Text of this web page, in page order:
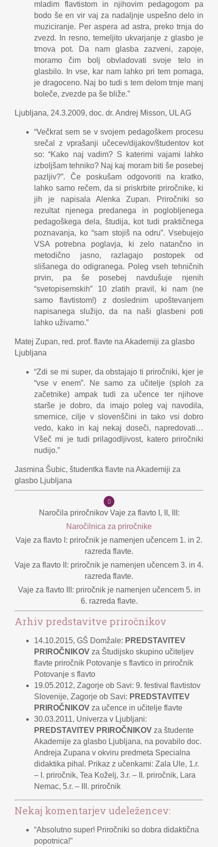
mladim flavtistom in njihovim pedagogom pa
bodo še en vir vaj za nadaljnje uspešno delo in
muziciranje. Per aspera ad astra, preko trnja do
zvezd. In resno, temeljito ukvarjanje z glasbo je
trnova pot. Da nam glasba zazveni, zapoje,
moramo čim bolj obvladovati svoje telo in
glasbilo. In vse, kar nam lahko pri tem pomaga,
je dragoceno. Naj bo tudi s tem delom trnje manj
boleče, zvezde pa še bliže.”
Ljubljana, 24.3.2009, doc. dr. Andrej Misson, UL AG
“Večkrat sem se v svojem pedagoškem procesu
srečal z vprašanji učecev/dijakov/študentov kot
so: “Kako naj vadim? S katerimi vajami lahko
izboljšam tehniko? Naj kaj moram biti še posebej
pazljiv?”. Če poskušam odgovoriti na kratko,
lahko samo rečem, da si priskrbite priročnike, ki
jih je napisala Alenka Zupan. Priročniki so
rezultat njenega predanega in poglobljenega
pedagoškega dela, študija, kot tudi praktičnega
poznavanja, ko “sam stojiš na odru”. Vsebujejo
VSA potrebna poglavja, ki zelo natančno in
metodično jasno, razlagajo postopek od
slišanega do odigranega. Poleg vseh tehničnih
prvin, pa še posebej navdušuje njenih
“svetopisemskih” 10 zlatih pravil, ki nam (ne
samo flavtistom!) z doslednim upoštevanjem
napisanega služijo, da na naši glasbeni poti
lahko uživamo.”
Matej Zupan, red. prof. flavte na Akademiji za glasbo
Ljubljana
“Zdi se mi super, da obstajajo ti priročniki, kjer je
“vse v enem”. Ne samo za učitelje (sploh za
začetnike) ampak tudi za učence ter njihove
starše je dobro, da imajo poleg vaj navodila,
smernice, cilje v slovenščini in tako vsi dobro
vedo, kako in kaj nekaj doseči, napredovati…
Všeč mi je tudi prilagodljivost, katero priročniki
nudijo.”
Jasmina Šubic, študentka flavte na Akademiji za
glasbo Ljubljana
Naročila priročnikov Vaje za flavto I, II, III:
Naročilnica za priročnike
Vaje za flavto I: priročnik je namenjen učencem 1. in 2.
razreda flavte.
Vaje za flavto II: priročnik je namenjen učencem 3. in 4.
razreda flavte.
Vaje za flavto III: priročnik je namenjen učencem 5. in
6. razreda flavte.
Arhiv predstavitve priročnikov
14.10.2015, GŠ Domžale: PREDSTAVITEV
PRIROČNIKOV za Študijsko skupino učiteljev
flavte priročnik Potovanje s flavtico in priročnik
Potovanje s flavto
19.05.2012, Zagorje ob Savi: 9. festival flavtistov
Slovenije, Zagorje ob Savi: PREDSTAVITEV
PRIROČNIKOV za učence in učitelje flavte
30.03.2011, Univerza v Ljubljani:
PREDSTAVITEV PRIROČNIKOV za študente
Akademije za glasbo Ljubljana, na povabilo doc.
Andreja Zupana v okviru predmeta Specialna
didaktika pihal. Prikaz z učenkami: Zala Ule, 1.r.
– I. priročnik, Tea Koželj, 3.r. – II. priročnik, Lara
Nemac, 5.r. – III. priročnik
Nekaj komentarjev udeležencev:
“Absolutno super! Priročniki so dobra didaktična
popotnica!”